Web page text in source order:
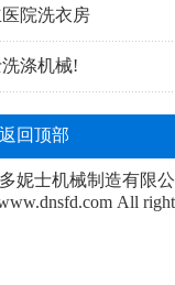
院洗衣房
涤机械!
返回顶部
妮士机械制造有限
All